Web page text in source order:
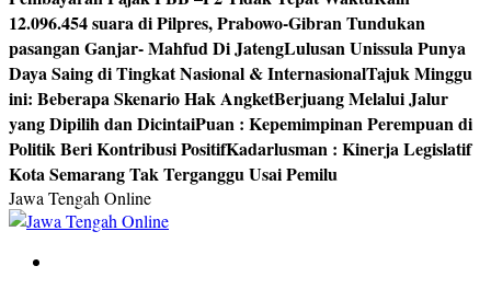
12.096.454 suara di Pilpres, Prabowo-Gibran Tundukan
pasangan Ganjar- Mahfud Di JatengLulusan Unissula Punya
Daya Saing di Tingkat Nasional & InternasionalTajuk Minggu
ini: Beberapa Skenario Hak AngketBerjuang Melalui Jalur
yang Dipilih dan DicintaiPuan : Kepemimpinan Perempuan di
Politik Beri Kontribusi PositifKadarlusman : Kinerja Legislatif
Kota Semarang Tak Terganggu Usai Pemilu
Jawa Tengah Online
Berita Jawa Tengah Terbaru dan Terkini